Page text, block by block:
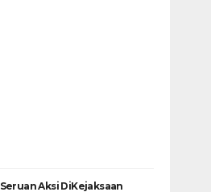
Seruan Aksi DiKejaksaan